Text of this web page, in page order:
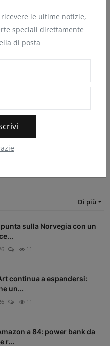
le ultime notizie,
speciali direttamente
di posta
Di più
sulla Norvegia con un
11
continua a espandersi:
un...
11
a 84: power bank da
r...